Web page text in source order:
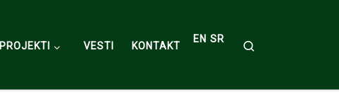
PROJEKTI VESTI KONTAKT
EN SR